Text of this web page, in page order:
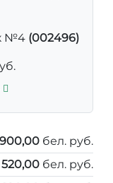
№4 (002496)
бел. руб.
520,00 бел. руб.